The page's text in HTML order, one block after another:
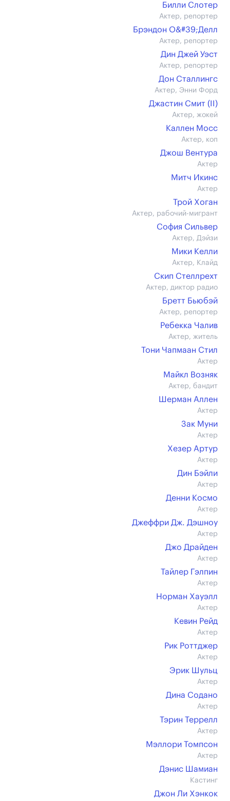
Билли Слотер
Актер, репортер
Брэндон О&#39;Делл
Актер, репортер
Дин Джей Уэст
Актер, репортер
Дон Сталлингс
Актер, Энни Форд
Джастин Смит (II)
Актер, жокей
Каллен Мосс
Актер, коп
Джош Вентура
Актер
Митч Икинс
Актер
Трой Хоган
Актер, рабочий-мигрант
София Сильвер
Актер, Дэйзи
Мики Келли
Актер, Клайд
Скип Стеллрехт
Актер, диктор радио
Бретт Бьюбэй
Актер, репортер
Ребекка Чалив
Актер, житель
Тони Чапмаан Стил
Актер
Майкл Возняк
Актер, бандит
Шерман Аллен
Актер
Зак Муни
Актер
Хезер Артур
Актер
Дин Бэйли
Актер
Денни Космо
Актер
Джеффри Дж. Дэшноу
Актер
Джо Драйден
Актер
Тайлер Гэлпин
Актер
Норман Хауэлл
Актер
Кевин Рейд
Актер
Рик Роттджер
Актер
Эрик Шульц
Актер
Дина Содано
Актер
Тэрин Террелл
Актер
Мэллори Томпсон
Актер
Дэнис Шамиан
Кастинг
Джон Ли Хэнкок